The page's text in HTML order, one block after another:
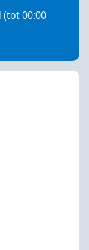
(tot 00:00